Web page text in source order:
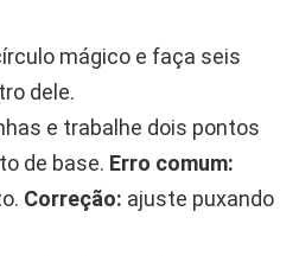
mágico e faça seis
dele.
e trabalhe dois pontos
de base. Erro comum:
Correção: ajuste puxando